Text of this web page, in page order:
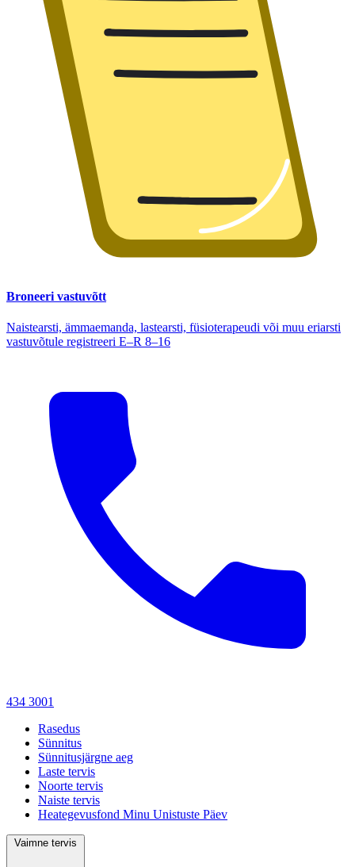
Broneeri vastuvõtt
Naistearsti, ämmaemanda, lastearsti, füsioterapeudi või muu eriarsti
vastuvõtule registreeri E–R 8–16
434 3001
Rasedus
Sünnitus
Sünnitusjärgne aeg
Laste tervis
Noorte tervis
Naiste tervis
Heategevusfond Minu Unistuste Päev
Vaimne tervis